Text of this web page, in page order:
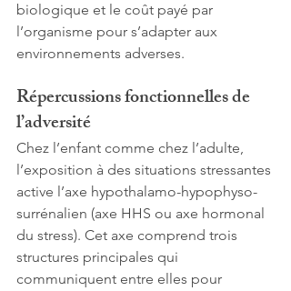
biologique et le coût payé par
l’organisme pour s’adapter aux
environnements adverses.
Répercussions fonctionnelles de
l’adversité
Chez l’enfant comme chez l’adulte,
l’exposition à des situations stressantes
active l’axe hypothalamo-hypophyso-
surrénalien (axe HHS ou axe hormonal
du stress). Cet axe comprend trois
structures principales qui
communiquent entre elles pour